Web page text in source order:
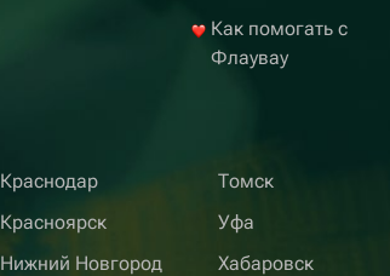
Как помогать с
Флаувау
Краснодар
Красноярск
Нижний Новгород
Томск
Уфа
Хабаровск